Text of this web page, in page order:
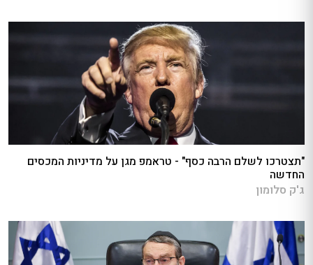
"תצטרכו לשלם הרבה כסף" - טראמפ מגן על מדיניות המכסים
החדשה
ג'ק סלומון